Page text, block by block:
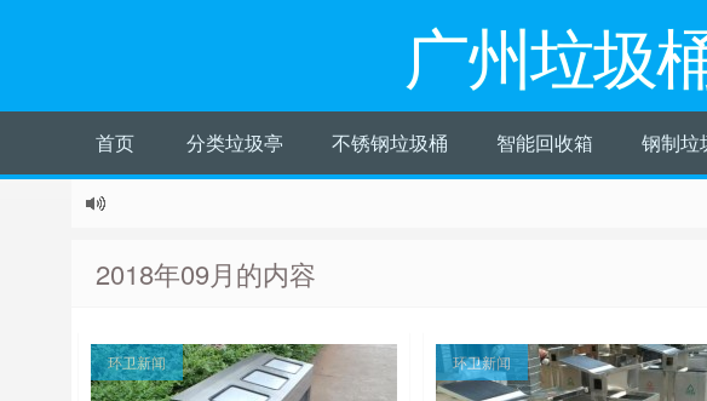
广州垃圾
首页 分类垃圾亭 不锈钢垃圾桶 智能回收箱 钢制垃
2018年09月的内容
环卫新闻 环卫新闻